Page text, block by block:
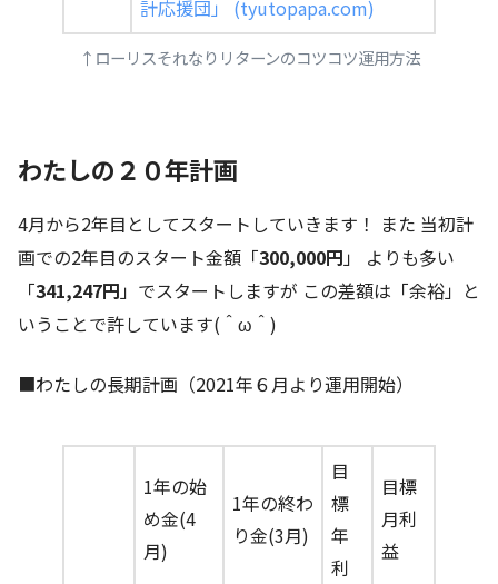
計応援団」 (tyutopapa.com)
↑ローリスそれなりリターンのコツコツ運用方法
わたしの２０年計画
4月から2年目としてスタートしていきます！ また 当初計
画での2年目のスタート金額「300,000円 」 よりも多い
「341,247円 」でスタートしますが この差額は「余裕」と
いうことで許しています(＾ω＾)
■わたしの長期計画（2021年６月より運用開始）
1年の始
め金(4
月)
1年の終わ
り金(3月)
目
標
年
利
目標
月利
益